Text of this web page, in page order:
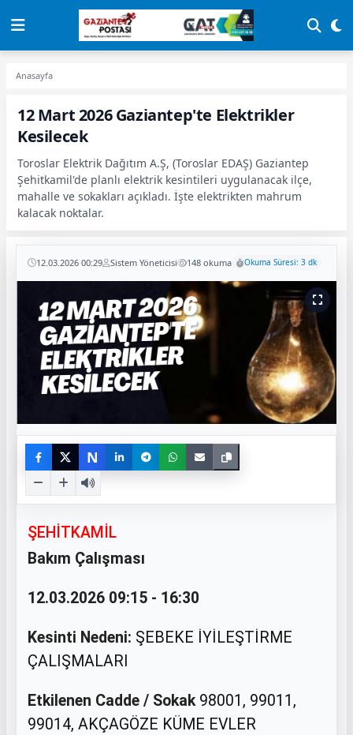
Anasayfa
12 Mart 2026 Gaziantep'te Elektrikler
Kesilecek
Toroslar Elektrik Dağıtım A.Ş, (Toroslar EDAŞ) Gaziantep
Şehitkamil'de planlı elektrik kesintileri uygulanacak ilçe,
mahalle ve sokakları açıkladı. İşte elektrikten mahrum
kalacak noktalar.
12.03.2026 00:29 Sistem Yöneticisi 148 okuma Okuma Süresi: 3 dk
N
ŞEHİTKAMİL
Bakım Çalışması
12.03.2026 09:15 - 16:30
Kesinti Nedeni: ŞEBEKE İYİLEŞTİRME
ÇALIŞMALARI
Etkilenen Cadde / Sokak98001, 99011,
99014, AKÇAGÖZE KÜME EVLER